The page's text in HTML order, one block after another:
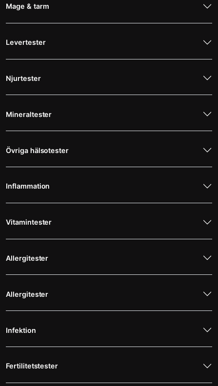
Mage & tarm
Levertester
Njurtester
Mineraltester
Övriga hälsotester
Inflammation
Vitamintester
Allergitester
Allergitester
Infektion
Fertilitetstester